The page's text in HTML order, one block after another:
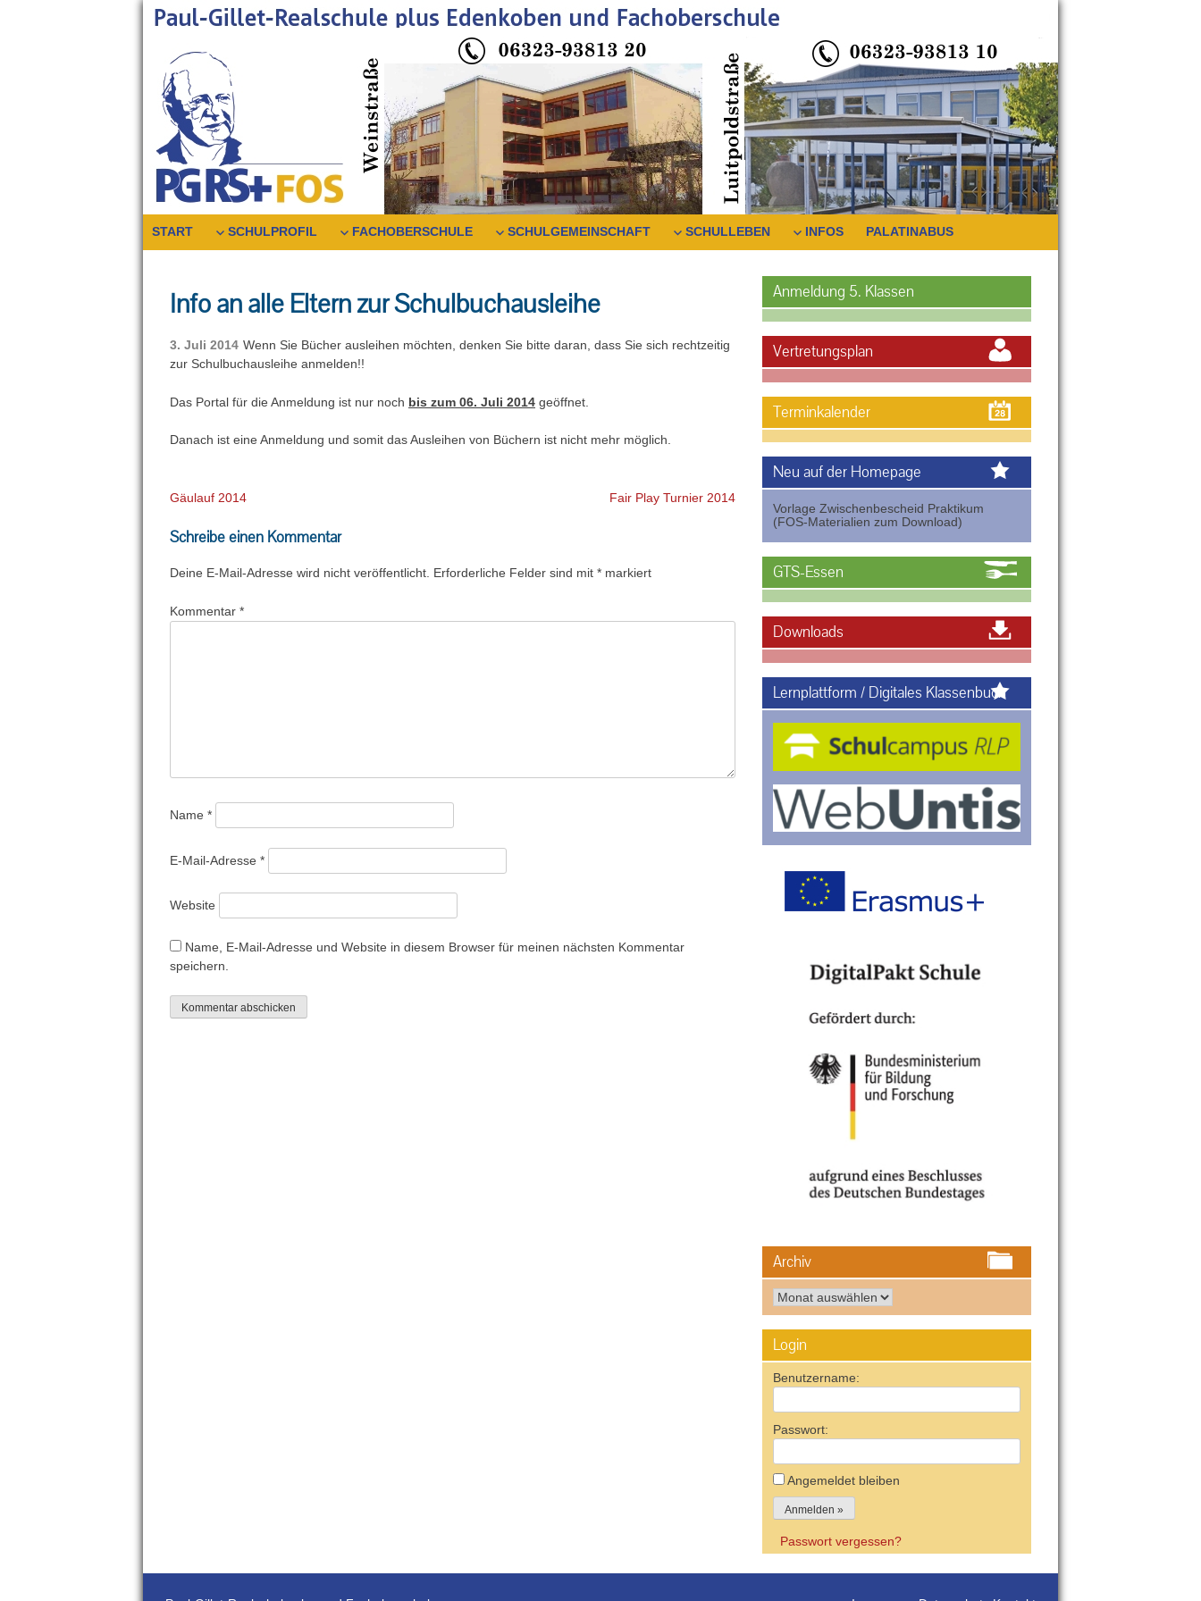
START SCHULPROFIL FACHOBERSCHULE SCHULGEMEINSCHAFT SCHULLEBEN INFOS PALATINABUS
Info an alle Eltern zur Schulbuchausleihe
3. Juli 2014 Wenn Sie Bücher ausleihen möchten, denken Sie bitte daran, dass Sie sich rechtzeitig
zur Schulbuchausleihe anmelden!!
Das Portal für die Anmeldung ist nur noch bis zum 06. Juli 2014 geöffnet.
Danach ist eine Anmeldung und somit das Ausleihen von Büchern ist nicht mehr möglich.
Beitragsnavigation
Gäulauf 2014 Fair Play Turnier 2014
Schreibe einen Kommentar
Deine E-Mail-Adresse wird nicht veröffentlicht. Erforderliche Felder sind mit * markiert
Kommentar *
Name *
E-Mail-Adresse *
Website
Name, E-Mail-Adresse und Website in diesem Browser für meinen nächsten Kommentar
speichern.
Anmeldung 5. Klassen
Vertretungsplan
Terminkalender
Neu auf der Homepage
Vorlage Zwischenbescheid Praktikum
(FOS-Materialien zum Download)
GTS-Essen
Downloads
Lernplattform / Digitales Klassenbuch
Archiv
Archiv
Login
Benutzername:
Passwort:
Angemeldet bleiben
Passwort vergessen?